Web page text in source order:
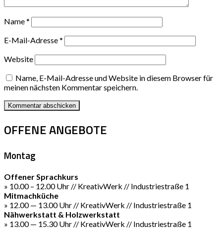
Name*
E-Mail-Adresse*
Website
Name, E-Mail-Adresse und Website in diesem Browser für
meinen nächsten Kommentar speichern.
OFFENE ANGEBOTE
Montag
Offener Sprachkurs
» 10.00 – 12.00 Uhr // KreativWerk // Industriestraße 1
Mitmachküche
» 12.00 — 13.00 Uhr // KreativWerk // Industriestraße 1
Nähwerkstatt & Holzwerkstatt
» 13.00 — 15.30 Uhr // KreativWerk // Industriestraße 1